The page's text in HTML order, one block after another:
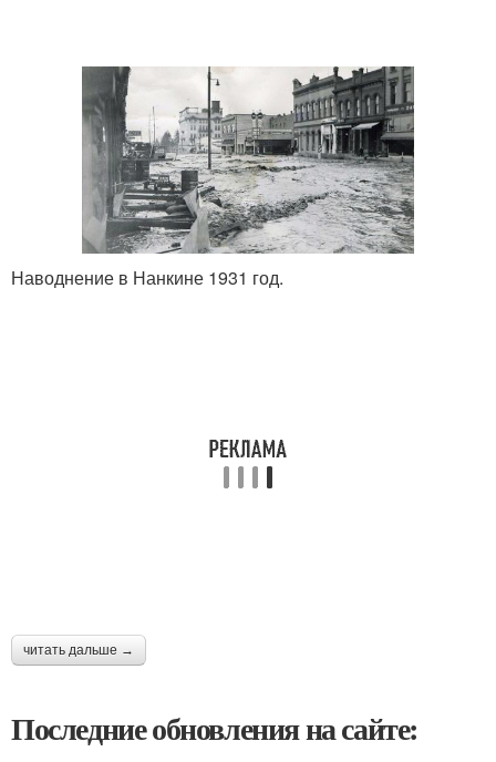
Наводнение в Нанкине 1931 год.
читать дальше →
Последние обновления на сайте: